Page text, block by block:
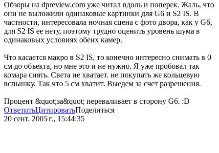
Обзоры на dpreview.com уже читал вдоль и поперек. Жаль, что
они не выложили одинаковые картинки для G6 и S2 IS. В
частности, интересовала ночная сцена с фото двора, как у G6,
для S2 IS ее нету, поэтому трудно оценить уровень шума в
одинаковых условиях обеих камер.
Что касается макро в S2 IS, то конечно интересно снимать в 0
см до объекта, но мне это и не нужно. Я уже пробовал так
комара снять. Света не хватает. не покупать же кольцевую
вспышку. Так что 5 см хватит. Выедем за счет разрешения.
Процент &quot;за&quot; переваливает в сторону G6. :D
ОтветитьЦитироватьПоделиться
20 сент. 2005 г., 15:44:35